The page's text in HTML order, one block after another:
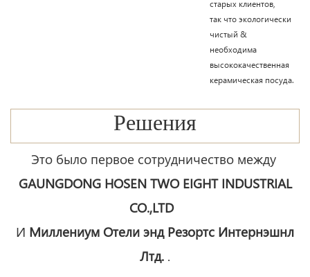
старых клиентов,
так что экологически
чистый &
необходима
высококачественная
керамическая посуда.
Решения
Это было первое сотрудничество между
GAUNGDONG HOSEN TWO EIGHT INDUSTRIAL
CO.,LTD
И Миллениум Отели энд Резортс Интернэшнл
Лтд. .